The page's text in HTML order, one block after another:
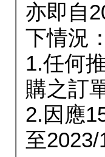
亦即自
下情況：
1.任何
購之訂
2.因應
至2023/